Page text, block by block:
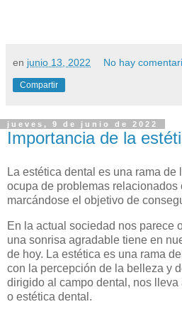
en junio 13, 2022 No hay
Compartir
jueves, 9 de junio de 2022
Importancia de la
La estética dental es una rama
ocupa de problemas relacionados
marcándose el objetivo de
En la actual sociedad nos parece
una sonrisa agradable tiene en
de hoy. La estética es una rama
con la percepción de la belleza y
dirigido al campo dental, nos
o estética dental.